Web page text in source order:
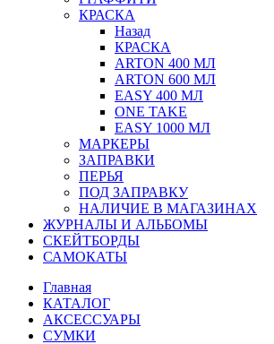
КРАСКА
Назад
КРАСКА
ARTON 400 МЛ
ARTON 600 МЛ
EASY 400 МЛ
ONE TAKE
EASY 1000 МЛ
МАРКЕРЫ
ЗАПРАВКИ
ПЕРЬЯ
ПОД ЗАПРАВКУ
НАЛИЧИЕ В МАГАЗИНАХ
ЖУРНАЛЫ И АЛЬБОМЫ
СКЕЙТБОРДЫ
САМОКАТЫ
Главная
КАТАЛОГ
АКСЕССУАРЫ
СУМКИ